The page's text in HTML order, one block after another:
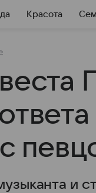
Красота
и